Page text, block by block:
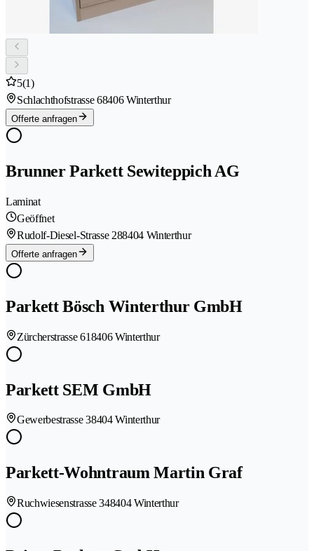
5(1)
Schlachthofstrasse 68406 Winterthur
Offerte anfragen
Brunner Parkett Sewiteppich AG
Laminat
Geöffnet
Rudolf-Diesel-Strasse 288404 Winterthur
Offerte anfragen
Parkett Bösch Winterthur GmbH
Zürcherstrasse 618406 Winterthur
Parkett SEM GmbH
Gewerbestrasse 38404 Winterthur
Parkett-Wohntraum Martin Graf
Ruchwiesenstrasse 348404 Winterthur